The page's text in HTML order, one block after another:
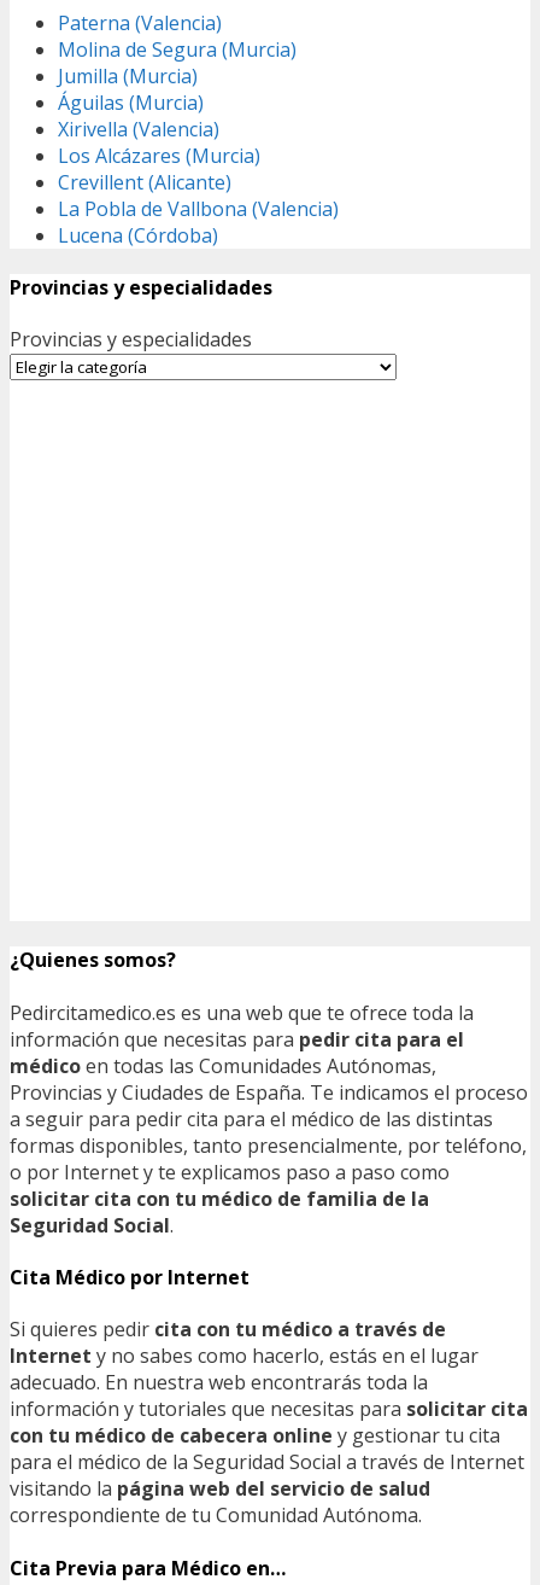
Paterna (Valencia)
Molina de Segura (Murcia)
Jumilla (Murcia)
Águilas (Murcia)
Xirivella (Valencia)
Los Alcázares (Murcia)
Crevillent (Alicante)
La Pobla de Vallbona (Valencia)
Lucena (Córdoba)
Provincias y especialidades
Provincias y especialidades
¿Quienes somos?
Pedircitamedico.es es una web que te ofrece toda la
información que necesitas para pedir cita para el
médicoen todas las Comunidades Autónomas,
Provincias y Ciudades de España. Te indicamos el proceso
a seguir para pedir cita para el médico de las distintas
formas disponibles, tanto presencialmente, por teléfono,
o por Internet y te explicamos paso a paso como
solicitar cita con tu médico de familia de la
Seguridad Social.
Cita Médico por Internet
Si quieres pedir cita con tu médico a través de
Internet y no sabes como hacerlo, estás en el lugar
adecuado. En nuestra web encontrarás toda la
información y tutoriales que necesitas para solicitar cita
con tu médico de cabecera online y gestionar tu cita
para el médico de la Seguridad Social a través de Internet
visitando la página web del servicio de salud
correspondiente de tu Comunidad Autónoma.
Cita Previa para Médico en…